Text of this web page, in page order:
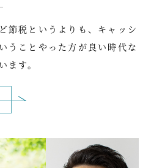
節税というよりも、キャッシ
うことやった方が良い時代な
ます。